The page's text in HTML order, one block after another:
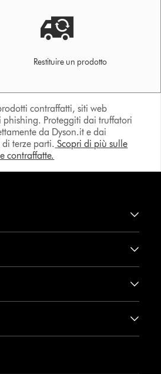
Restituire un prodotto
contraffatti, siti web
Proteggiti dai truffatori
da Dyson.it e dai
terze parti. Scopri di più sulle
contraffatte.